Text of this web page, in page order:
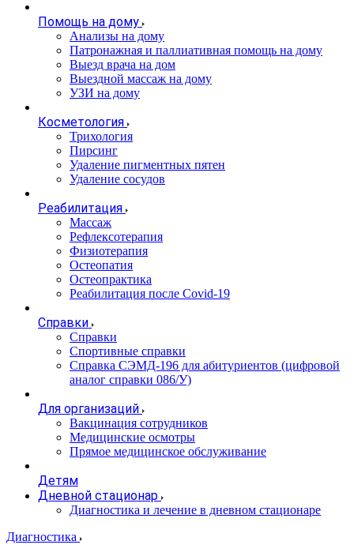
Помощь на дому
Анализы на дому
Патронажная и паллиативная помощь на дому
Выезд врача на дом
Выездной массаж на дому
УЗИ на дому
Косметология
Трихология
Пирсинг
Удаление пигментных пятен
Удаление сосудов
Реабилитация
Массаж
Рефлексотерапия
Физиотерапия
Остеопатия
Остеопрактика
Реабилитация после Covid-19
Справки
Справки
Спортивные справки
Справка СЭМД‑196 для абитуриентов (цифровой
аналог справки 086/У)
Для организаций
Вакцинация сотрудников
Медицинские осмотры
Прямое медицинское обслуживание
Детям
Дневной стационар
Диагностика и лечение в дневном стационаре
Диагностика